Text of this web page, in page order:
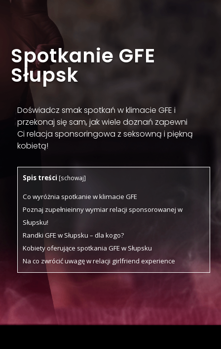
Spotkanie GFE
Słupsk
Doświadcz smak spotkań w klimacie GFE i
przekonaj się sam, jak wiele doznań zapewni
Ci relacja sponsoringowa z seksowną i piękną
kobietą!
Spis treści [schowaj]
Co wyróżnia spotkanie w klimacie GFE
Poznaj zupełnieinny wymiar relacji sponsorowanej w
Słupsku!
Randki GFE w Słupsku – dla kogo?
Kobiety oferujące spotkania GFE w Słupsku
Na co zwrócić uwagę w relacji girlfriend experience